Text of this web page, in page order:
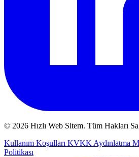
© 2026 Hızlı Web Sitem. Tüm Hakları
Kullanım Koşulları KVKK Aydınlatma
Politikası